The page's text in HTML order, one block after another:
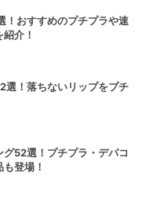
！おすすめのプチプラや速
介！
選！落ちないリップをプチ
52選！プチプラ・デパコ
登場！